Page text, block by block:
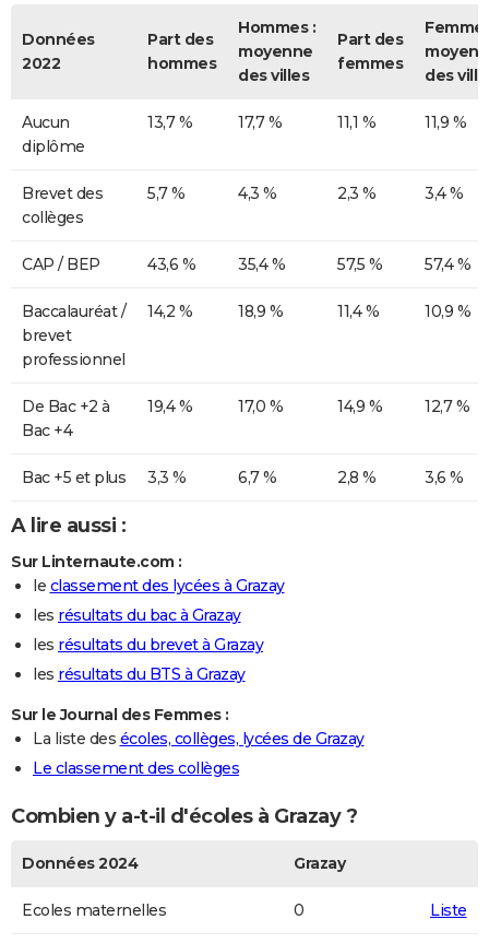
Données
2022
Part des
hommes
Hommes :
moyenne
des villes
Part des
femmes
des
Aucun
diplôme
13,7 % 17,7 % 11,1 % 11,9 %
Brevet des
collèges
5,7 % 4,3 % 2,3 % 3,4 %
CAP / BEP 43,6 % 35,4 % 57,5 % 57,4 %
Baccalauréat /
brevet
professionnel
14,2 % 18,9 % 11,4 % 10,9 %
De Bac +2 à
Bac +4
19,4 % 17,0 % 14,9 % 12,7 %
Bac +5 et plus 3,3 % 6,7 % 2,8 % 3,6 %
A lire aussi :
Sur Linternaute.com :
le classement des lycées à Grazay
les résultats du bac à Grazay
les résultats du brevet à Grazay
les résultats du BTS à Grazay
Sur le Journal des Femmes :
La liste des écoles, collèges, lycées de Grazay
Le classement des collèges
Combien y a-t-il d'écoles à Grazay ?
Données 2024 Grazay
Ecoles maternelles 0 Liste